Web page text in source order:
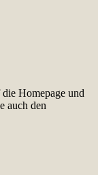
Homepage und
auch den